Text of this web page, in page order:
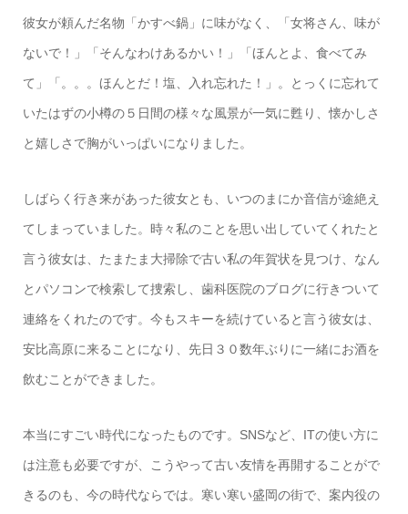
彼女が頼んだ名物「かすべ鍋」に味がなく、「女将さん、味が
ないで！」「そんなわけあるかい！」「ほんとよ、食べてみ
て」「。。。ほんとだ！塩、入れ忘れた！」。とっくに忘れて
いたはずの小樽の５日間の様々な風景が一気に甦り、懐かしさ
と嬉しさで胸がいっぱいになりました。
しばらく行き来があった彼女とも、いつのまにか音信が途絶え
てしまっていました。時々私のことを思い出していてくれたと
言う彼女は、たまたま大掃除で古い私の年賀状を見つけ、なん
とパソコンで検索して捜索し、歯科医院のブログに行きついて
連絡をくれたのです。今もスキーを続けていると言う彼女は、
安比高原に来ることになり、先日３０数年ぶりに一緒にお酒を
飲むことができました。
本当にすごい時代になったものです。SNSなど、ITの使い方に
は注意も必要ですが、こうやって古い友情を再開することがで
きるのも、今の時代ならでは。寒い寒い盛岡の街で、案内役の